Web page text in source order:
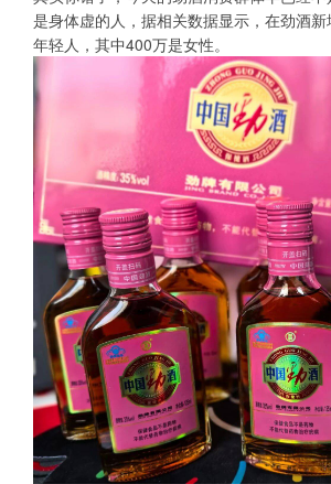
是身体虚的人，据相关数据显示，在劲酒
年轻人，其中400万是女性。